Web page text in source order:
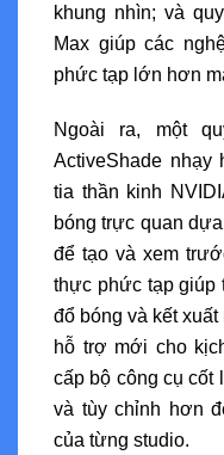
khung nhìn; và
Max giúp các
phức tạp lớn hơn
Ngoài ra, một
ActiveShade
tia thần kinh
bóng trực quan
để tạo và xem
thực phức tạp giúp
đổ bóng và kết
hỗ trợ mới cho
cấp bộ công cụ cốt
và tùy chỉnh hơn
của từng studio.